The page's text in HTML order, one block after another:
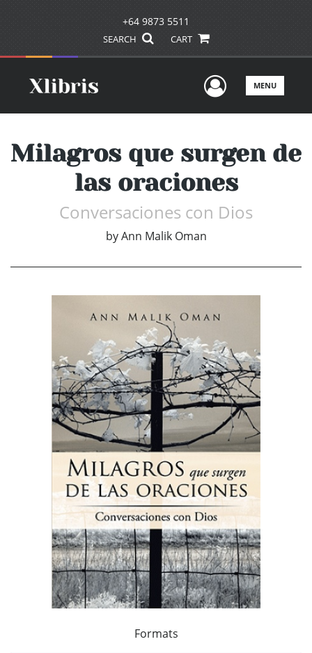
+64 9873 5511
SEARCH CART
UserMENU
Milagros que surgen de
las oraciones
Conversaciones con Dios
by Ann Malik Oman
Formats